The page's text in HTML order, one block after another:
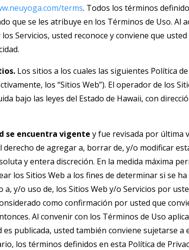
terms. Todos los términos
que se les atribuye en los Términos de Uso. Al
Servicios, usted reconoce y conviene que
Los sitios a los cuales las siguientes Política
los “Sitios Web”). El operador de los
bajo las leyes del Estado de Hawaii, con
se encuentra vigente y fue revisada por última
derecho de agregar a, borrar de, y/o modificar
y entera discreción. En la medida máxima
los Sitios Web a los fines de determinar si se ha
a, y/o uso de, los Sitios Web y/o Servicios por
como confirmación por usted que
Al convenir con los Términos de Uso
es publicada, usted también conviene sujetarse a
los términos definidos en esta Política de